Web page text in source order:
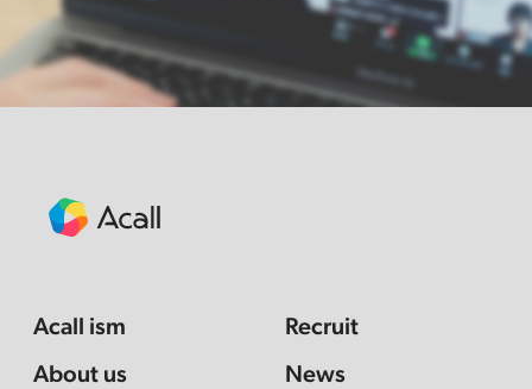
Acall ism
About us
Recruit
News